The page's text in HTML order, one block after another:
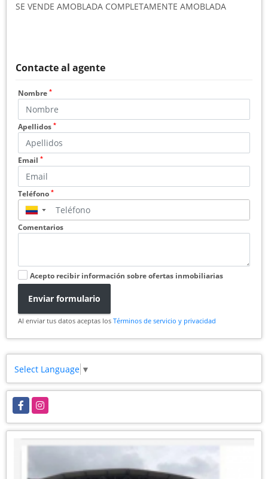
SE VENDE AMOBLADA COMPLETAMENTE AMOBLADA
Contacte al agente
Nombre *
Apellidos *
Email *
Teléfono *
▼
Comentarios
Acepto recibir información sobre ofertas inmobiliarias
Enviar formulario
Al enviar tus datos aceptas los Términos de servicio y privacidad
Select Language ▼
FacebookInstagram